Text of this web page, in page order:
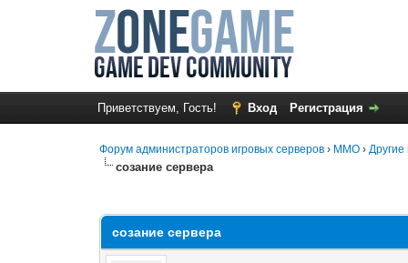
Приветствуем, Гость! Вход Регистрация
Форум администраторов игровых серверов › MMO ›Другие
созание сервера
созание сервера